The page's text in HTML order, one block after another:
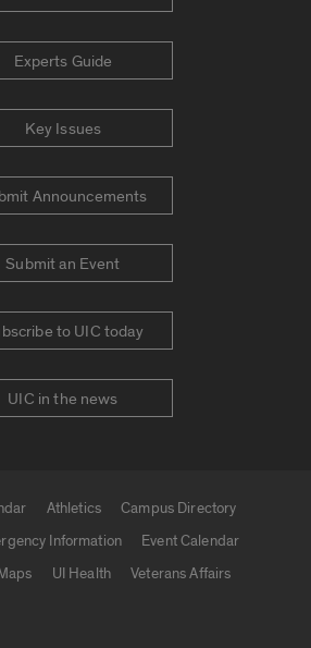
Experts Guide
Key Issues
Announcements
Submit an Event
to UIC today
UIC in the news
Athletics
Campus Directory
Information
Event Calendar
UI Health
Veterans Affairs